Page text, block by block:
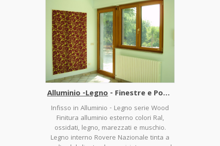
Alluminio -Legno- Finestre e Porte Finestre
Infisso in Alluminio - Legno serie Wood
Finitura alluminio esterno colori Ral,
ossidati, legno, marezzati e muschio.
Legno interno Rovere Nazionale tinta a